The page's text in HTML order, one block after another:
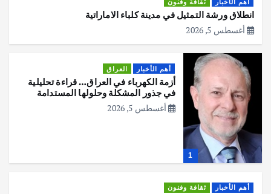
انطلاق ورشة التمثيل في مدينة كلباء الاماراتية
أغسطس 5, 2026
1
أهم الأخبار العراق
أزمة الكهرباء في العراق… قراءة تحليلية
في جذور المشكلة وحلولها المستدامة
أغسطس 5, 2026
أهم الأخبار ثقافة وفنون